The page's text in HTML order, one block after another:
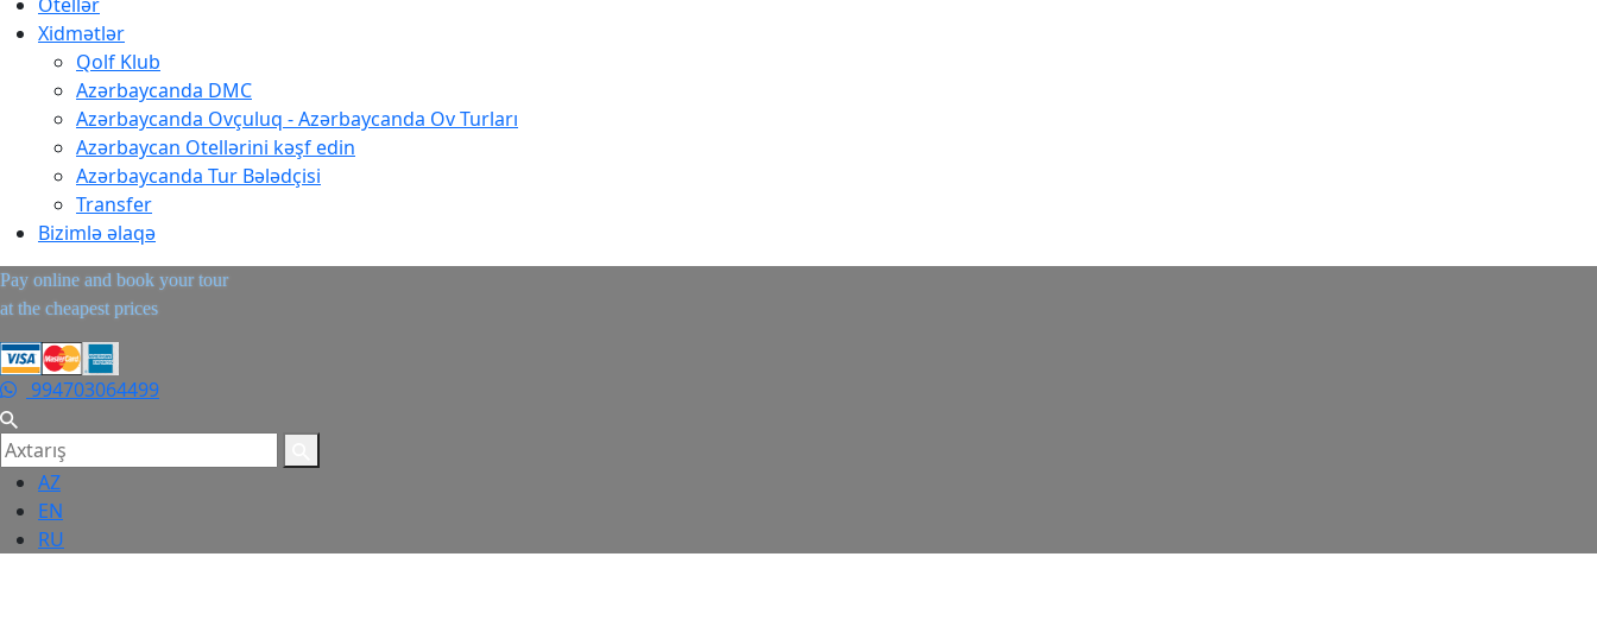
Xidmətlər
Qolf Klub
Azərbaycanda DMC
Azərbaycanda Ovçuluq - Azərbaycanda Ov Turları
Azərbaycan Otellərini kəşf edin
Azərbaycanda Tur Bələdçisi
Transfer
Bizimlə əlaqə
Pay online and book your tour
at the cheapest prices
994703064499
AZ
EN
RU